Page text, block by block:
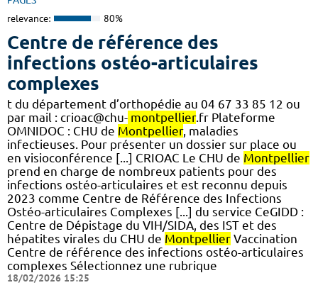
relevance: 80%
Centre de référence des
infections ostéo-articulaires
complexes
t du département d’orthopédie au 04 67 33 85 12 ou
par mail : crioac@chu- montpellier.fr Plateforme
OMNIDOC : CHU de Montpellier, maladies
infectieuses. Pour présenter un dossier sur place ou
en visioconférence [...] CRIOAC Le CHU de Montpellier
prend en charge de nombreux patients pour des
infections ostéo-articulaires et est reconnu depuis
2023 comme Centre de Référence des Infections
Ostéo-articulaires Complexes [...] du service CeGIDD :
Centre de Dépistage du VIH/SIDA, des IST et des
hépatites virales du CHU de Montpellier Vaccination
Centre de référence des infections ostéo-articulaires
complexes Sélectionnez une rubrique
18/02/2026 15:25